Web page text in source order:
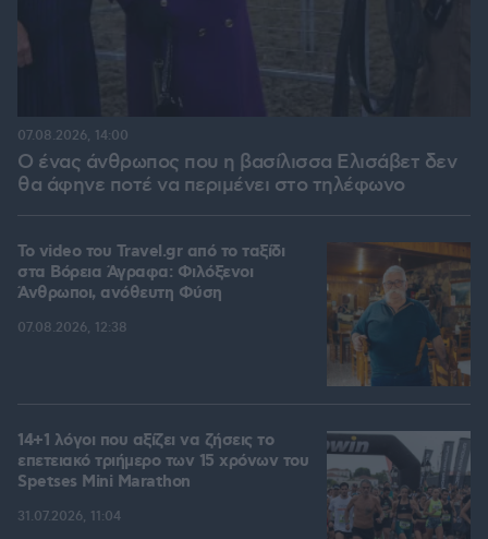
Ο ένας άνθρωπος που η βασίλισσα Ελισάβετ δεν
θα άφηνε ποτέ να περιμένει στο τηλέφωνο
07.08.2026, 14:00
To video του Travel.gr από το ταξίδι
στα Βόρεια Άγραφα: Φιλόξενοι
Άνθρωποι, ανόθευτη Φύση
07.08.2026, 12:38
14+1 λόγοι που αξίζει να ζήσεις το
επετειακό τριήμερο των 15 χρόνων του
Spetses Mini Marathon
31.07.2026, 11:04